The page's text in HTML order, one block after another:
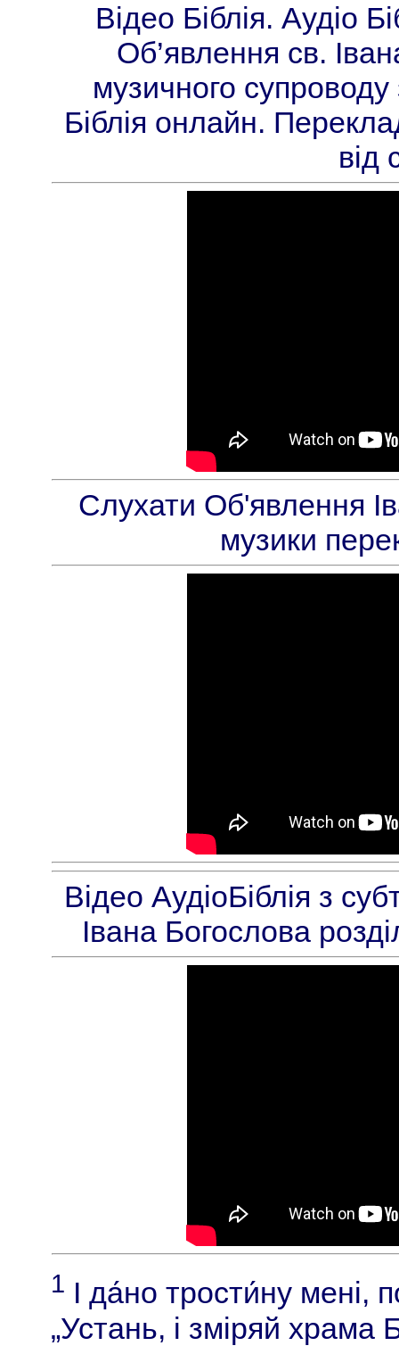
Відео Біблія. Аудіо
Об’явлення св.
музичного супроводу
Біблія онлайн.
від
Слухати Об'явлення
музики
Відео АудіоБіблія з
Івана Богослова
1 І да́но трости́ну мені,
„Устань, і зміряй храма